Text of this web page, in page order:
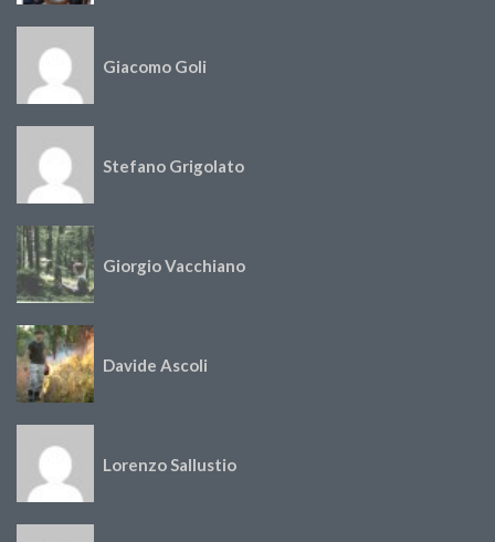
Giacomo Goli
Stefano Grigolato
Giorgio Vacchiano
Davide Ascoli
Lorenzo Sallustio